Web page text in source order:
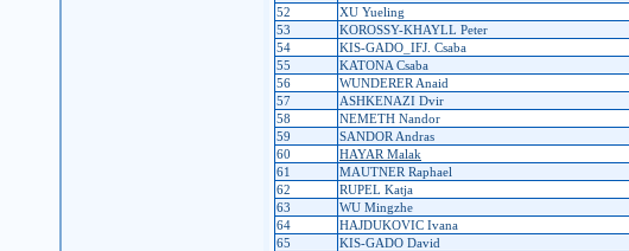
52
XU Yueling
53
KOROSSY-KHAYLL Peter
54
KIS-GADO_IFJ. Csaba
55
KATONA Csaba
56
WUNDERER Anaid
57
ASHKENAZI Dvir
58
NEMETH Nandor
59
SANDOR Andras
60
HAYAR Malak
61
MAUTNER Raphael
62
RUPEL Katja
63
WU Mingzhe
64
HAJDUKOVIC Ivana
65
KIS-GADO David